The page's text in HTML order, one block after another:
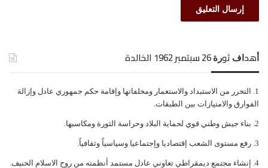
ﺃﻫﺪﺍﻑ ﺛﻮﺭﺓ 26 ﺳﺒﺘﻤﺒﺮ 1962 الخالدة
ﺍﻟﺘﺤﺮﺭ ﻣﻦ ﺍﻻﺳﺘﺒﺪﺍﺩ ﻭﺍﻻﺳﺘﻌﻤﺎﺭ ﻭﻣﺨﻠﻔﺎﺗﻬﺎ ﻭﺇﻗﺎﻣﺔ ﺣﻜﻢ ﺟﻤﻬﻮﺭﻱ ﻋﺎﺩﻝ ﻭﺇﺯﺍﻟﺔ
ﺍﻟﻔﻮﺍﺭﻕ ﻭﺍﻻﻣﺘﻴﺎﺯﺍﺕ ﺑﻴﻦ ﺍﻟﻄﺒﻘﺎﺕ.
ﺑﻨﺎﺀ ﺟﻴﺶ ﻭﻃﻨﻲ ﻗﻮﻱ ﻟﺤﻤﺎﻳﺔ ﺍﻟﺒﻼﺩ ﻭﺣﺮﺍﺳﺔ ﺍﻟﺜﻮﺭﺓ ﻭﻣﻜﺎﺳﺒﻬﺎ.
ﺭﻓﻊ ﻣﺴﺘﻮﻯ ﺍﻟﺸﻌﺐ ﺇﻗﺘﺼﺎﺩﻳﺎ ﻭﺇﺟﺘﻤﺎﻋﻴﺎ ﻭﺳﻴﺎﺳﻴﺎً ﻭﺛﻘﺎﻓﻴﺎً.
ﺇﻧﺸﺎﺀ ﻣﺠﺘﻤﻊ ﺩﻳﻤﻘﺮﺍﻃﻲ ﺗﻌﺎﻭﻧﻲ ﻋﺎﺩﻝ ﻣﺴﺘﻤﺪ ﺃﻧﻈﻤﺘﻪ ﻣﻦ ﺭﻭﺡ ﺍﻻﺳﻼﻡ ﺍﻟﺤﻨﻴﻒ.